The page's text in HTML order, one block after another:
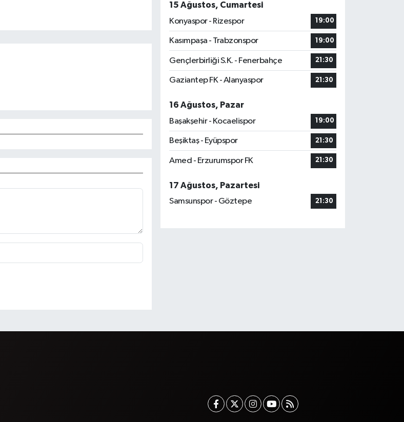
15 Ağustos, Cumartesi
Konyaspor - Rizespor
19:00
Kasımpaşa - Trabzonspor 19:00
Gençlerbirliği S.K. - Fenerbahçe 21:30
Gaziantep FK - Alanyaspor 21:30
16 Ağustos, Pazar
Başakşehir - Kocaelispor
19:00
Beşiktaş - Eyüpspor 21:30
Amed - Erzurumspor FK 21:30
17 Ağustos, Pazartesi
Samsunspor - Göztepe
21:30